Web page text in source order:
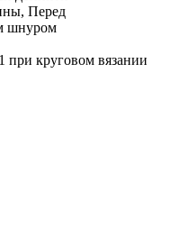
Перед
шнуром
при круговом вязании